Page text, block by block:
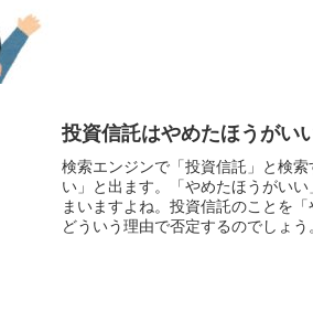
投資信託はやめたほうがい
検索エンジンで「投資信託」と検
い」と出ます。「やめたほうがい
まいますよね。投資信託のことを
どういう理由で否定するのでしょう